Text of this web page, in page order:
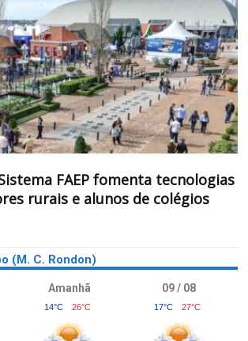
FAEP fomenta tecnologias
rurais e alunos de colégios
(M. C. Rondon)
Amanhã
14°C 26°C
09 / 08
17°C 27°C